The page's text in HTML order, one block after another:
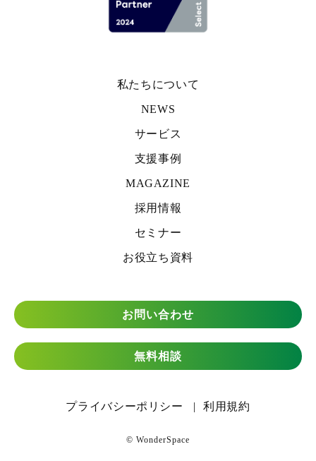
私たちについて
NEWS
サービス
支援事例
MAGAZINE
採用情報
セミナー
お役立ち資料
お問い合わせ
無料相談
© WonderSpace
プライバシーポリシー 利用規約